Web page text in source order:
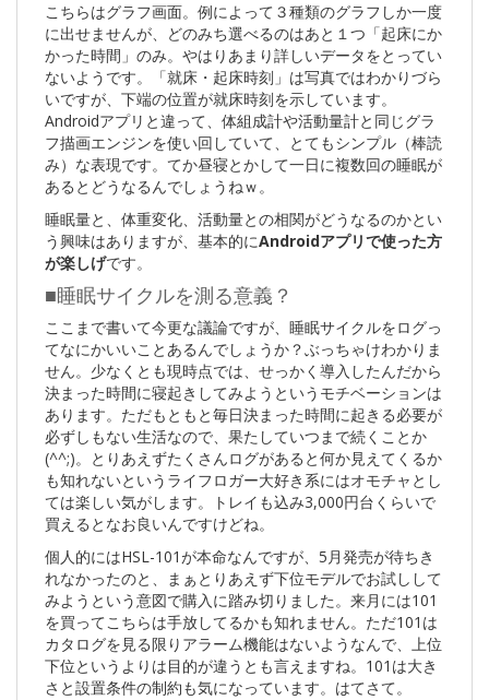
こちらはグラフ画面。例によって３種類のグラフしか一度
に出せませんが、どのみち選べるのはあと１つ「起床にか
かった時間」のみ。やはりあまり詳しいデータをとってい
ないようです。「就床・起床時刻」は写真ではわかりづら
いですが、下端の位置が就床時刻を示しています。
Androidアプリと違って、体組成計や活動量計と同じグラ
フ描画エンジンを使い回していて、とてもシンプル（棒読
み）な表現です。てか昼寝とかして一日に複数回の睡眠が
あるとどうなるんでしょうねｗ。
睡眠量と、体重変化、活動量との相関がどうなるのかとい
う興味はありますが、基本的にAndroidアプリで使った方
が楽しげです。
■睡眠サイクルを測る意義？
ここまで書いて今更な議論ですが、睡眠サイクルをログっ
てなにかいいことあるんでしょうか？ぶっちゃけわかりま
せん。少なくとも現時点では、せっかく導入したんだから
決まった時間に寝起きしてみようというモチベーションは
あります。ただもともと毎日決まった時間に起きる必要が
必ずしもない生活なので、果たしていつまで続くことか
(^^;)。とりあえずたくさんログがあると何か見えてくるか
も知れないというライフロガー大好き系にはオモチャとし
ては楽しい気がします。トレイも込み3,000円台くらいで
買えるとなお良いんですけどね。
個人的にはHSL-101が本命なんですが、5月発売が待ちき
れなかったのと、まぁとりあえず下位モデルでお試しして
みようという意図で購入に踏み切りました。来月には101
を買ってこちらは手放してるかも知れません。ただ101は
カタログを見る限りアラーム機能はないようなんで、上位
下位というよりは目的が違うとも言えますね。101は大き
さと設置条件の制約も気になっています。はてさて。